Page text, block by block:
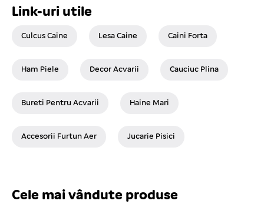
Link-uri utile
Culcus Caine Lesa Caine Caini Forta
Ham Piele Decor Acvarii Cauciuc Plina
Bureti Pentru Acvarii Haine Mari
Accesorii Furtun Aer Jucarie Pisici
Cele mai vândute produse